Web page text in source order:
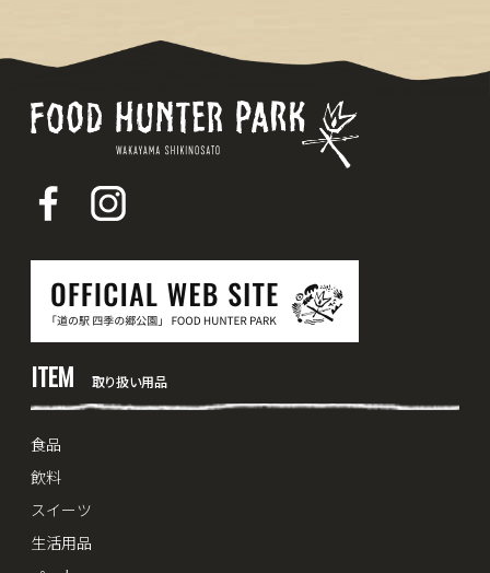
ITEM 取り扱い用品
食品
飲料
スイーツ
生活用品